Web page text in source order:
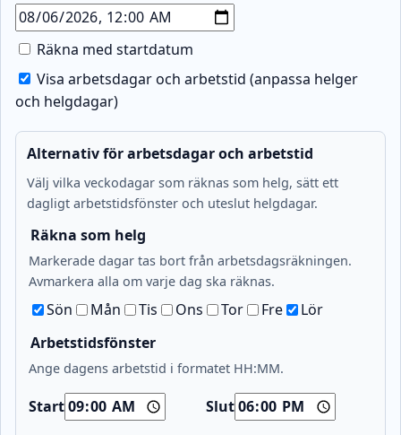
Räkna med startdatum
Visa arbetsdagar och arbetstid (anpassa helger
och helgdagar)
Alternativ för arbetsdagar och arbetstid
Välj vilka veckodagar som räknas som helg, sätt ett
dagligt arbetstidsfönster och uteslut helgdagar.
Räkna som helg
Markerade dagar tas bort från arbetsdagsräkningen.
Avmarkera alla om varje dag ska räknas.
Sön Mån Tis Ons Tor Fre
Lör
Arbetstidsfönster
Ange dagens arbetstid i formatet HH:MM.
Start
Slut